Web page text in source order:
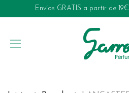
Envíos GRATIS a partir de 19€